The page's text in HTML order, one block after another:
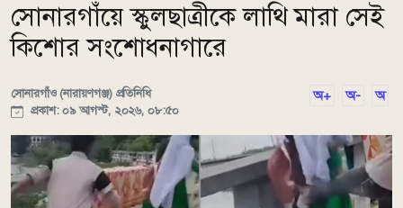
সোনারগাঁয়ে স্কুলছাত্রীকে লাথি মারা সেই
কিশোর সংশোধনাগারে
সোনারগাঁও (নারায়ণগঞ্জ) প্রতিনিধি
প্রকাশ: ০৯ আগস্ট, ২০২৬, ০৮:৫০
অ+ অ- অ